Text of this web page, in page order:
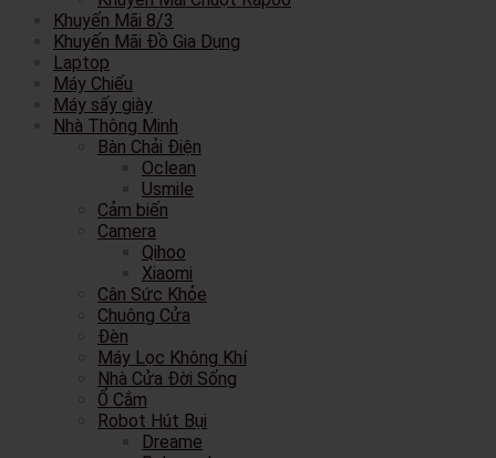
Khuyến Mãi 8/3
Khuyến Mãi Đồ Gia Dụng
Laptop
Máy Chiếu
Máy sấy giày
Nhà Thông Minh
Bàn Chải Điện
Oclean
Usmile
Cảm biến
Camera
Qihoo
Xiaomi
Cân Sức Khỏe
Chuông Cửa
Đèn
Máy Lọc Không Khí
Nhà Cửa Đời Sống
Ổ Cắm
Robot Hút Bụi
Dreame